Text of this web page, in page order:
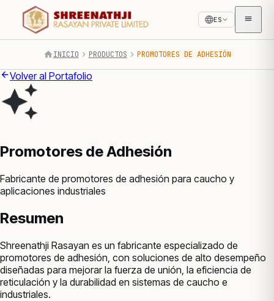
ES
INICIO PRODUCTOS PROMOTORES DE ADHESIÓN
Volver al Portafolio
Promotores de Adhesión
Fabricante de promotores de adhesión para caucho y
aplicaciones industriales
Resumen
Shreenathji Rasayan es un fabricante especializado de
promotores de adhesión, con soluciones de alto desempeño
diseñadas para mejorar la fuerza de unión, la eficiencia de
reticulación y la durabilidad en sistemas de caucho e
industriales.